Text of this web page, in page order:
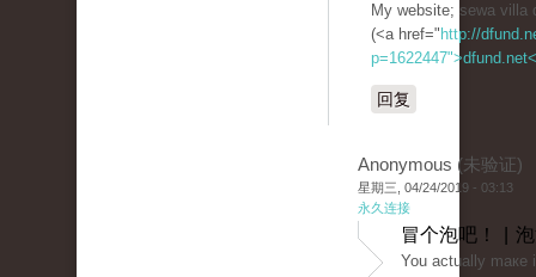
My ԝebsite; sewa villa
(<a href=" http://
回复
Anonymous (未验证)
星期三, 04/24/2019 - 03:13
永久连接
冒个泡吧！ |
You actually maкe